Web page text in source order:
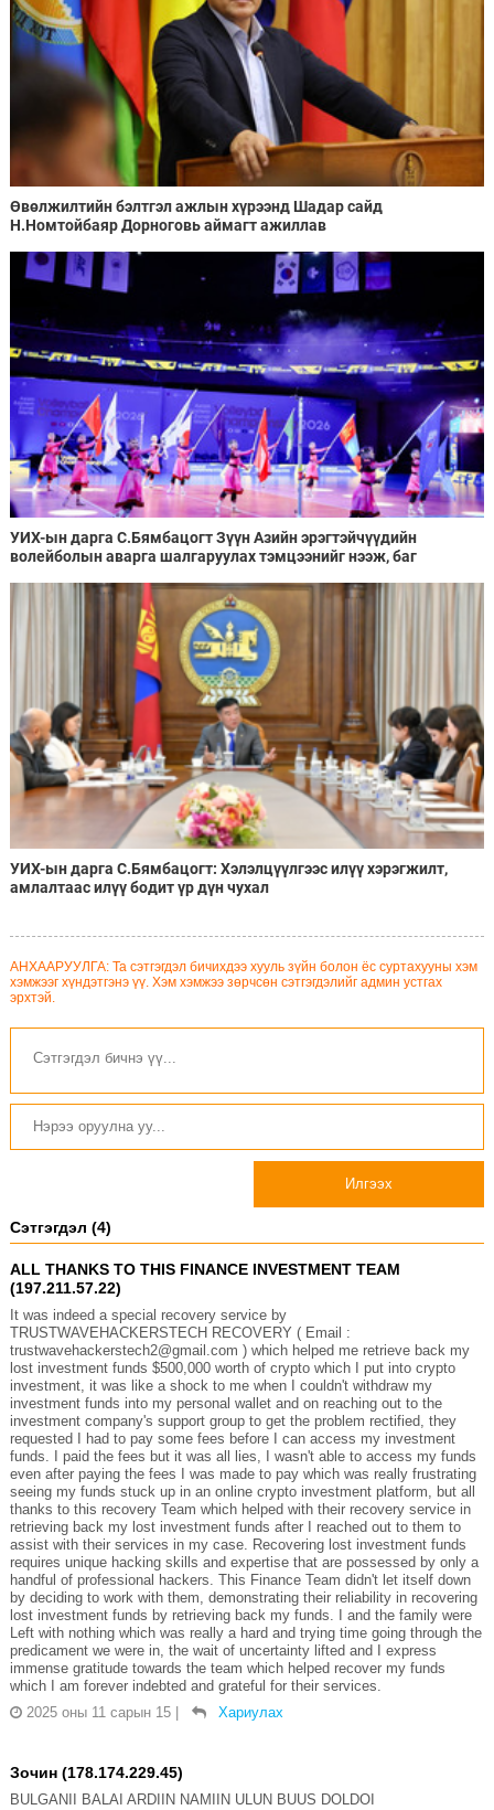
Өвөлжилтийн бэлтгэл ажлын хүрээнд Шадар сайд
Н.Номтойбаяр Дорноговь аймагт ажиллав
УИХ-ын дарга С.Бямбацогт Зүүн Азийн эрэгтэйчүүдийн
волейболын аварга шалгаруулах тэмцээнийг нээж, баг
УИХ-ын дарга С.Бямбацогт: Хэлэлцүүлгээс илүү хэрэгжилт,
амлалтаас илүү бодит үр дүн чухал
АНХААРУУЛГА: Та сэтгэгдэл бичихдээ хууль зүйн болон ёс суртахууны хэм
хэмжээг хүндэтгэнэ үү. Хэм хэмжээ зөрчсөн сэтгэгдэлийг админ устгах
эрхтэй.
Илгээх
Сэтгэгдэл (4)
ALL THANKS TO THIS FINANCE INVESTMENT TEAM
(197.211.57.22)
It was indeed a special recovery service by
TRUSTWAVEHACKERSTECH RECOVERY ( Email :
trustwavehackerstech2@gmail.com ) which helped me retrieve back my
lost investment funds $500,000 worth of crypto which I put into crypto
investment, it was like a shock to me when I couldn't withdraw my
investment funds into my personal wallet and on reaching out to the
investment company's support group to get the problem rectified, they
requested I had to pay some fees before I can access my investment
funds. I paid the fees but it was all lies, I wasn't able to access my funds
even after paying the fees I was made to pay which was really frustrating
seeing my funds stuck up in an online crypto investment platform, but all
thanks to this recovery Team which helped with their recovery service in
retrieving back my lost investment funds after I reached out to them to
assist with their services in my case. Recovering lost investment funds
requires unique hacking skills and expertise that are possessed by only a
handful of professional hackers. This Finance Team didn't let itself down
by deciding to work with them, demonstrating their reliability in recovering
lost investment funds by retrieving back my funds. I and the family were
Left with nothing which was really a hard and trying time going through the
predicament we were in, the wait of uncertainty lifted and I express
immense gratitude towards the team which helped recover my funds
which I am forever indebted and grateful for their services.
2025 оны 11 сарын 15
Хариулах
Зочин (178.174.229.45)
BULGANII BALAI ARDIIN NAMIIN ULUN BUUS DOLDOI